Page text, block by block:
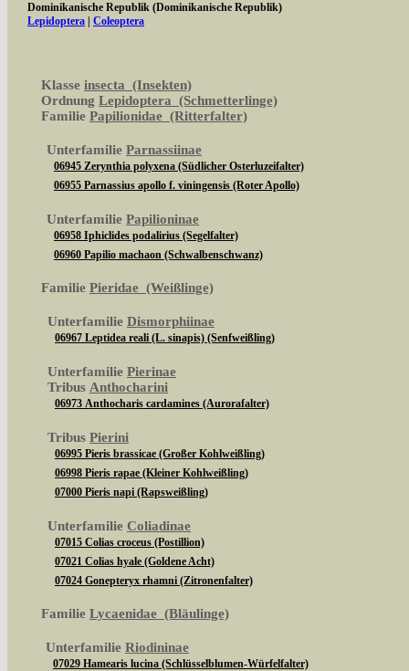
Dominikanische Republik (Dominikanische Republik)
Lepidoptera
Coleoptera
Klasse insecta (Insekten)
Ordnung Lepidoptera (Schmetterlinge)
Familie Papilionidae (Ritterfalter)
Unterfamilie Parnassiinae
06945 Zerynthia polyxena (Südlicher Osterluzeifalter)
06955 Parnassius apollo f. viningensis (Roter Apollo)
Unterfamilie Papilioninae
06958 Iphiclides podalirius (Segelfalter)
06960 Papilio machaon (Schwalbenschwanz)
Familie Pieridae (Weißlinge)
Unterfamilie Dismorphiinae
06967 Leptidea reali (L. sinapis) (Senfweißling)
Unterfamilie Pierinae
Tribus Anthocharini
06973 Anthocharis cardamines (Aurorafalter)
Tribus Pierini
06995 Pieris brassicae (Großer Kohlweißling)
06998 Pieris rapae (Kleiner Kohlweißling)
07000 Pieris napi (Rapsweißling)
Unterfamilie Coliadinae
07015 Colias croceus (Postillion)
07021 Colias hyale (Goldene Acht)
07024 Gonepteryx rhamni (Zitronenfalter)
Familie Lycaenidae (Bläulinge)
Unterfamilie Riodininae
07029 Hamearis lucina (Schlüsselblumen-Würfelfalter)